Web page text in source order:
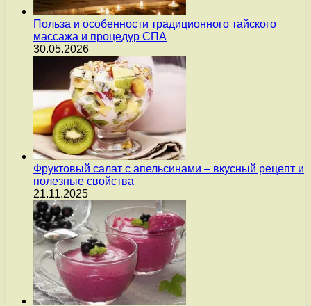
Польза и особенности традиционного тайского
массажа и процедур СПА
30.05.2026
Фруктовый салат с апельсинами – вкусный рецепт и
полезные свойства
21.11.2025